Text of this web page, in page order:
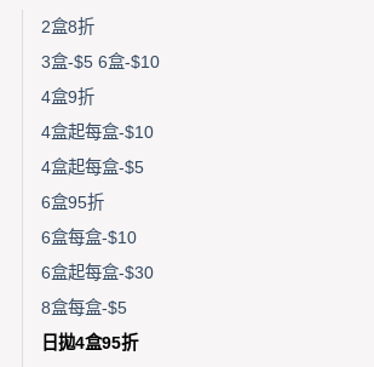
2盒8折
3盒-$5 6盒-$10
4盒9折
4盒起每盒-$10
4盒起每盒-$5
6盒95折
6盒每盒-$10
6盒起每盒-$30
8盒每盒-$5
日拋4盒95折